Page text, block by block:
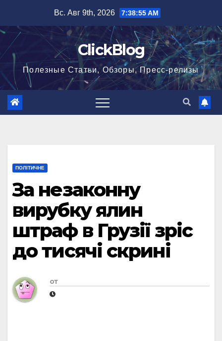
содержимому
Вс. Авг 9th, 2026 7:38:55 AM
ClickBlog
Полезные Статьи, Обзоры, Пресс-релизы
ПОЛІТИЧНЕ
За незаконну
вирубку ялин
штраф в Грузії зріс
до тисячі скрині
от